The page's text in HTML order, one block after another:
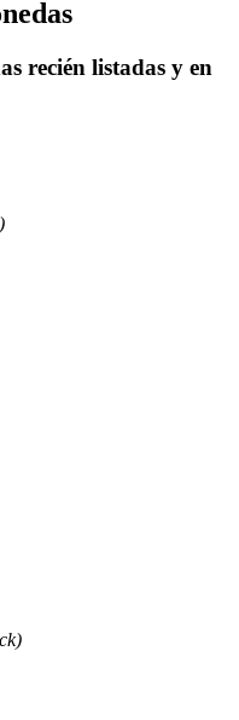
intereses flexibles
obtener ingresos pasivos
recién listadas y en